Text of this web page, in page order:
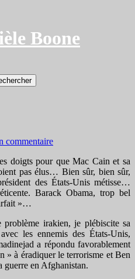
Boone
commentaire
doigts pour que Mac Cain et sa
pas élus… Bien sûr, bien sûr,
des États-Unis métisse…
Barack Obama, trop bel
»…
problème irakien, je plébiscite sa
les ennemis des États-Unis,
a répondu favorablement
» à éradiquer le terrorisme et Ben
guerre en Afghanistan.